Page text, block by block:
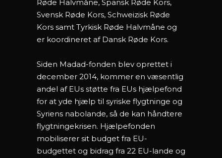
Røde Halvmåne, Spansk Røde Kors,
Svensk Røde Kors, Schweizisk Røde
Kors samt Tyrkisk Røde Halvmåne og
er koordineret af Dansk Røde Kors.
Siden Madad-fonden blev oprettet i
december 2014, kommer en væsentlig
andel af EUs støtte fra EUs hjælpefond
for at yde hjælp til syriske flygtninge og
Syriens nabolande, så de kan håndtere
flygtningekrisen. Hjælpefonden
mobiliserer sit budget fra EU-
budgettet og bidrag fra 22 EU-lande og